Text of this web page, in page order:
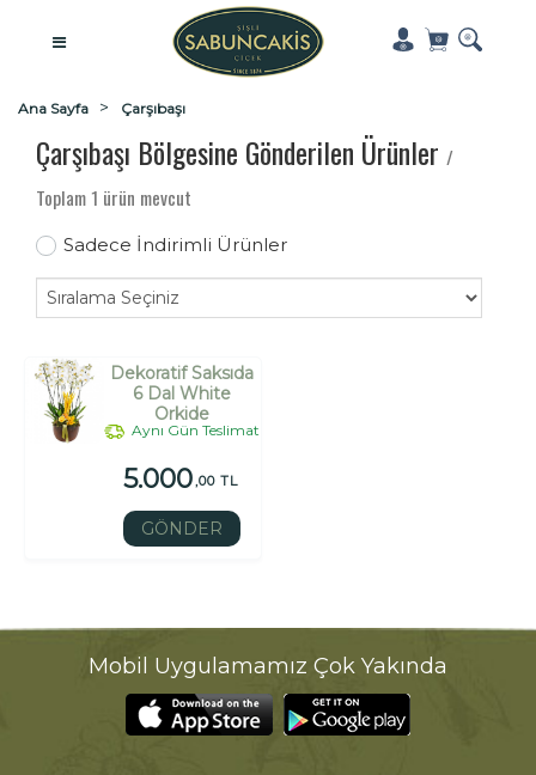
Ana Sayfa Çarşıbaşı
Çarşıbaşı Bölgesine Gönderilen Ürünler /
Toplam 1 ürün mevcut
Sadece İndirimli Ürünler
Dekoratif Saksıda
6 Dal White
Orkide
Aynı Gün Teslimat
5.000,00 TL
GÖNDER
Mobil Uygulamamız Çok Yakında